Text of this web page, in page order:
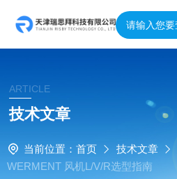
ARTICLE
技术文章
当前位置： 首页 技术文章
WERMENT 风机L/V/R选型指南